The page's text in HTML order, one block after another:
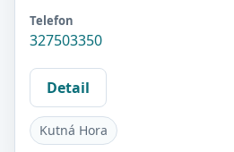
Telefon
327503350
Detail
Kutná Hora